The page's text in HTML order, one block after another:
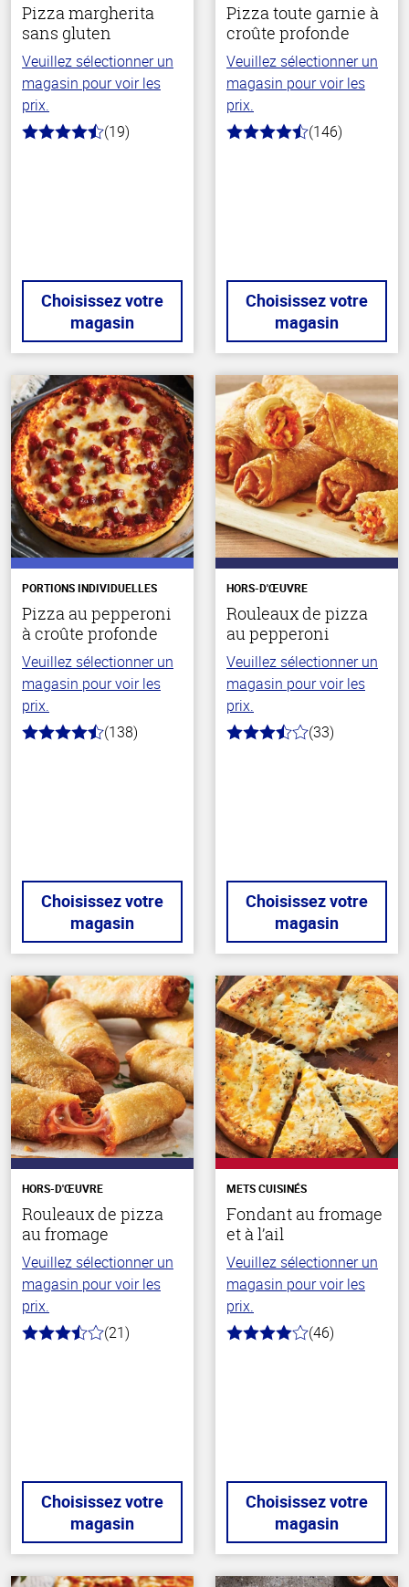
Pizza margherita
sans gluten
Veuillez sélectionner un
magasin pour voir les
prix.
4.3
(19)
Choisissez votre
magasin
Pizza toute garnie à
croûte profonde
Veuillez sélectionner un
magasin pour voir les
prix.
4.3
(146)
Choisissez votre
magasin
PORTIONS INDIVIDUELLES
Pizza au pepperoni
à croûte profonde
Veuillez sélectionner un
magasin pour voir les
prix.
4.2
(138)
Choisissez votre
magasin
HORS-D'ŒUVRE
Rouleaux de pizza
au pepperoni
Veuillez sélectionner un
magasin pour voir les
prix.
3.4
(33)
Choisissez votre
magasin
HORS-D'ŒUVRE
Rouleaux de pizza
au fromage
Veuillez sélectionner un
magasin pour voir les
prix.
3.5
(21)
Choisissez votre
magasin
METS CUISINÉS
Fondant au fromage
et à l’ail
Veuillez sélectionner un
magasin pour voir les
prix.
4.0
(46)
Choisissez votre
magasin